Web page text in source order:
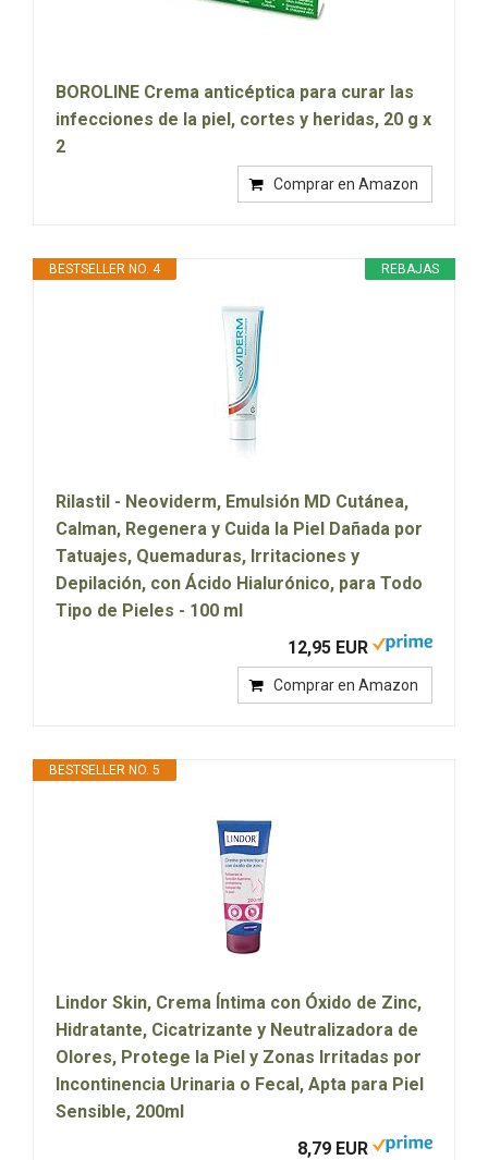
BOROLINE Crema anticéptica para curar las
infecciones de la piel, cortes y heridas, 20 g x
2
Comprar en Amazon
REBAJAS
BESTSELLER NO. 4
Rilastil - Neoviderm, Emulsión MD Cutánea,
Calman, Regenera y Cuida la Piel Dañada por
Tatuajes, Quemaduras, Irritaciones y
Depilación, con Ácido Hialurónico, para Todo
Tipo de Pieles - 100 ml
12,95 EUR
Comprar en Amazon
BESTSELLER NO. 5
Lindor Skin, Crema Íntima con Óxido de Zinc,
Hidratante, Cicatrizante y Neutralizadora de
Olores, Protege la Piel y Zonas Irritadas por
Incontinencia Urinaria o Fecal, Apta para Piel
Sensible, 200ml
8,79 EUR